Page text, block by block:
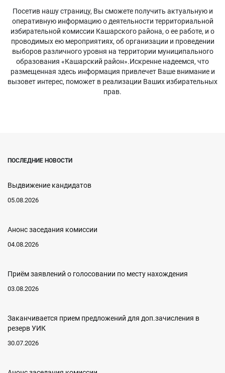
Посетив нашу страницу, Вы сможете получить актуальную и
оперативную информацию о деятельности территориальной
избирательной комиссии Кашарского района, о ее работе, и о
проводимых ею мероприятиях, об организации и проведении
выборов различного уровня на территории муниципального
образования «Кашарский район».Искренне надеемся, что
размещенная здесь информация привлечет Ваше внимание и
вызовет интерес, поможет в реализации Ваших избирательных
прав.
ПОСЛЕДНИЕ НОВОСТИ
Выдвижение кандидатов
05.08.2026
Анонс заседания комиссии
04.08.2026
Приём заявлений о голосовании по месту нахождения
03.08.2026
Заканчивается прием предложений для доп.зачисления в
резерв УИК
30.07.2026